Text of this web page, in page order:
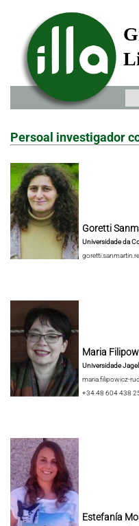
Persoal investigador
Goretti
Universidade da
Maria
Universidade
maria.filipowicz-
+34 48 604 438
Estefanía